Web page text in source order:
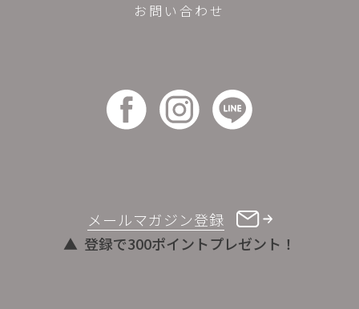
メールマガジン登録
登録で300ポイントプレゼント！
お問い合わせ